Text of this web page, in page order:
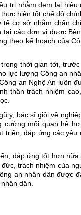
trị nhằm đem lại
hiện tốt chế độ
cơ sở nhằm chấn
các đơn vị được
theo kế hoạch của
thời gian tới,
lực lượng Công an
an Nghệ An luôn
thần trách nhiệm
y, bác sĩ giỏi về
cường mối quan hệ
triển, đáp ứng các
đáp ứng tốt hơn
trách nhiệm của
an nhân dân được
dân.